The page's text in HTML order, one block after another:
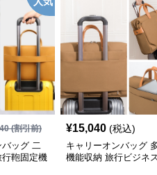
(割引前)
バッグ 二
鞄固定機
¥15,040 (税込)
キャリーオンバッグ
機能収納 旅行ビジネ